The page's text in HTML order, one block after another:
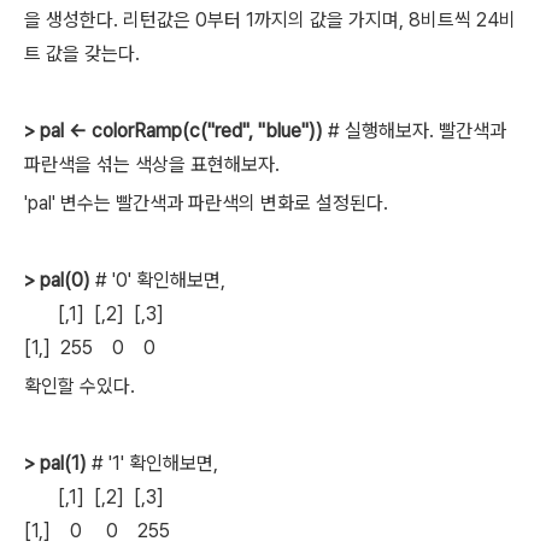
을 생성한다. 리턴값은 0부터 1까지의 값을 가지며, 8비트씩 24비
트 값을 갖는다.
> pal <- colorRamp(c("red", "blue")) # 실행해보자. 빨간색과
파란색을 섞는 색상을 표현해보자.
'pal' 변수는 빨간색과 파란색의 변화로 설정된다.
> pal(0) # '0' 확인해보면,
[,1] [,2] [,3]
[1,] 255 0 0
확인할 수있다.
> pal(1) # '1' 확인해보면,
[,1] [,2] [,3]
[1,] 0 0 255